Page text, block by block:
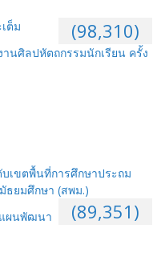
ต็ม (98,310)
านศิลปหัตถกรรมนักเรียน ครั้ง
เขตพื้นที่การศึกษาประถม
ธยมศึกษา (สพม.)
(89,351)
ผนพัฒนา